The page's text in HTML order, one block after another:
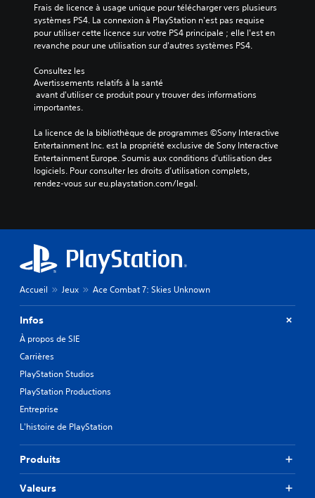
Frais de licence à usage unique pour télécharger vers plusieurs
systèmes PS4. La connexion à PlayStation n'est pas requise
pour utiliser cette licence sur votre PS4 principale ; elle l'est en
revanche pour une utilisation sur d'autres systèmes PS4.
Consultez les
Avertissements relatifs à la santé
importantes.
La licence de la bibliothèque de programmes ©Sony Interactive
Entertainment Inc. est la propriété exclusive de Sony Interactive
Entertainment Europe. Soumis aux conditions d’utilisation des
logiciels. Pour consulter les droits d’utilisation complets,
rendez-vous sur eu.playstation.com/legal.
Accueil Jeux Ace Combat 7: Skies Unknown
Infos
À propos de SIE
Carrières
PlayStation Studios
PlayStation Productions
Entreprise
L'histoire de PlayStation
Produits
Valeurs